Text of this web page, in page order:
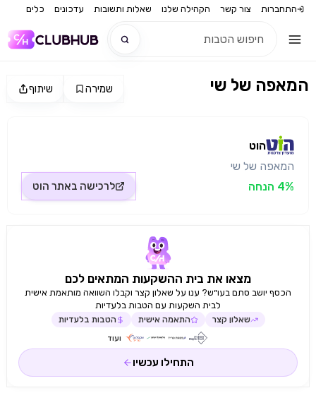
התחברות צור קשר הקהילה שלנו שאלות ותשובות עדכונים כלים
שיתוף שמירה המאפה של שי
הוט
המאפה של שי
4% הנחה
לרכישה באתר הוט
מצאו את בית ההשקעות המתאים לכם
הכסף יושב סתם בעו״ש? ענו על שאלון קצר וקבלו השוואה מותאמת אישית
לבית השקעות עם הטבות בלעדיות
שאלון קצר התאמה אישית הטבות בלעדיות
ועוד
התחילו עכשיו